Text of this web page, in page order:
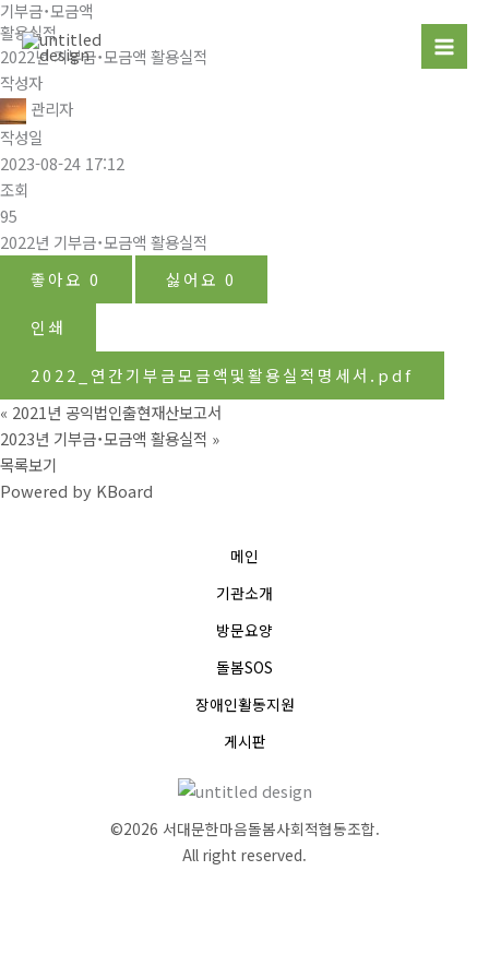
콘
텐
츠
로
건
너
뛰
기
기부금˙모금액
활용실적
2022년 기부금˙모금액 활용실적
작성자
관리자
작성일
2023-08-24 17:12
조회
95
2022년 기부금˙모금액 활용실적
좋아요 0 싫어요 0
인쇄
2022_연간기부금모금액및활용실적명세서.pdf
« 2021년 공익법인출현재산보고서
2023년 기부금˙모금액 활용실적 »
목록보기
Powered by KBoard
메인
기관소개
방문요양
돌봄SOS
장애인활동지원
게시판
©2026 서대문한마음돌봄사회적협동조합.
All right reserved.